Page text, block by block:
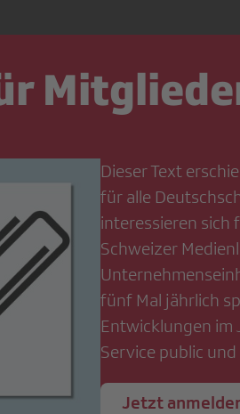
Dieser Text
für alle
interessieren sich
Schweizer
fünf Mal jährlich
Entwicklungen im
Service public
Jetzt